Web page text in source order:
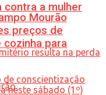
contra a mulher
Mourão
preços de
para